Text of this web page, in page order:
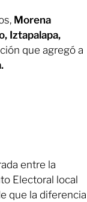
Morena
Iztapalapa,
que agregó a
entre la
Electoral local
que la diferencia